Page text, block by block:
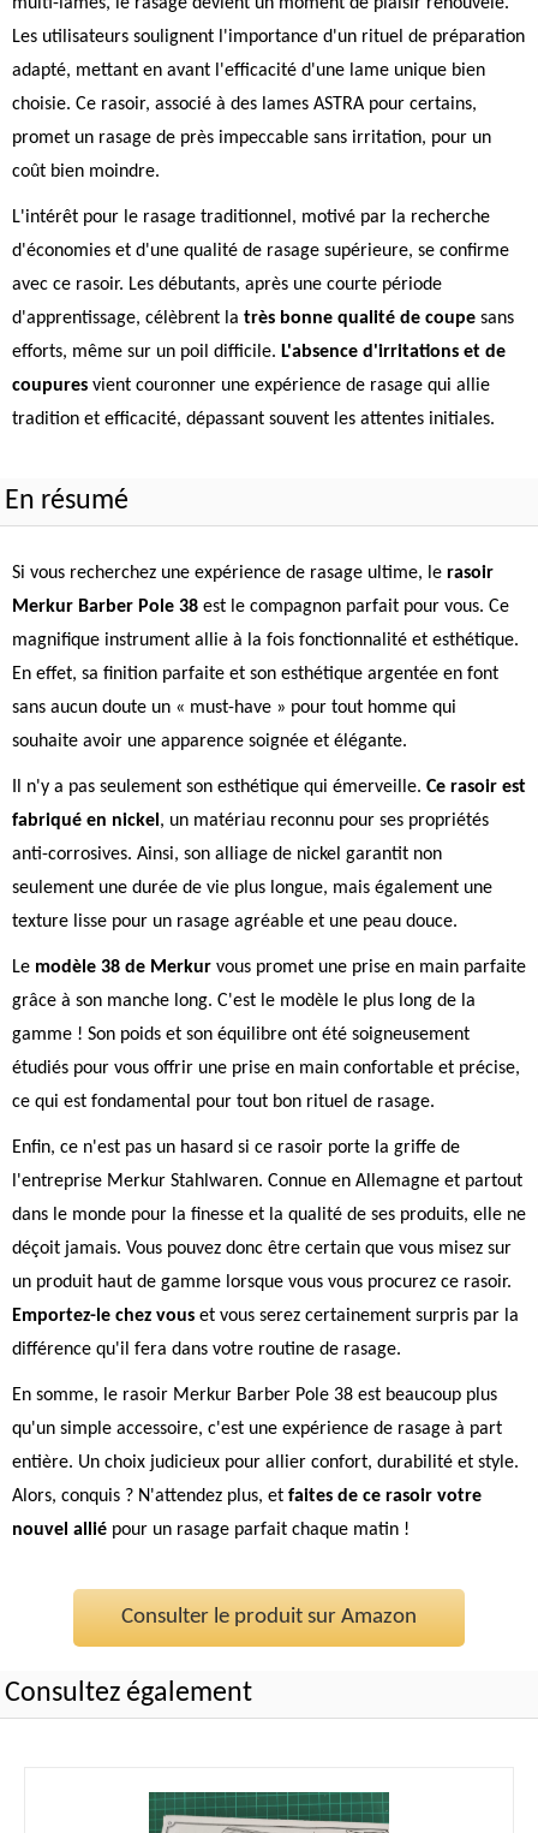
Les utilisateurs soulignent l'importance d'un rituel de préparation
adapté, mettant en avant l'efficacité d'une lame unique bien
choisie. Ce rasoir, associé à des lames ASTRA pour certains,
promet un rasage de près impeccable sans irritation, pour un
coût bien moindre.
L'intérêt pour le rasage traditionnel, motivé par la recherche
d'économies et d'une qualité de rasage supérieure, se confirme
avec ce rasoir. Les débutants, après une courte période
d'apprentissage, célèbrent la très bonne qualité de coupe sans
efforts, même sur un poil difficile. L'absence d'irritations et de
coupures vient couronner une expérience de rasage qui allie
tradition et efficacité, dépassant souvent les attentes initiales.
En résumé
Si vous recherchez une expérience de rasage ultime, le rasoir
Merkur Barber Pole 38 est le compagnon parfait pour vous. Ce
magnifique instrument allie à la fois fonctionnalité et esthétique.
En effet, sa finition parfaite et son esthétique argentée en font
sans aucun doute un « must-have » pour tout homme qui
souhaite avoir une apparence soignée et élégante.
Il n'y a pas seulement son esthétique qui émerveille. Ce rasoir est
fabriqué en nickel , un matériau reconnu pour ses propriétés
anti-corrosives. Ainsi, son alliage de nickel garantit non
seulement une durée de vie plus longue, mais également une
texture lisse pour un rasage agréable et une peau douce.
Le modèle 38 de Merkur vous promet une prise en main parfaite
grâce à son manche long. C'est le modèle le plus long de la
gamme ! Son poids et son équilibre ont été soigneusement
étudiés pour vous offrir une prise en main confortable et précise,
ce qui est fondamental pour tout bon rituel de rasage.
Enfin, ce n'est pas un hasard si ce rasoir porte la griffe de
l'entreprise Merkur Stahlwaren. Connue en Allemagne et partout
dans le monde pour la finesse et la qualité de ses produits, elle ne
déçoit jamais. Vous pouvez donc être certain que vous misez sur
un produit haut de gamme lorsque vous vous procurez ce rasoir.
Emportez-le chez vous et vous serez certainement surpris par la
différence qu'il fera dans votre routine de rasage.
En somme, le rasoir Merkur Barber Pole 38 est beaucoup plus
qu'un simple accessoire, c'est une expérience de rasage à part
entière. Un choix judicieux pour allier confort, durabilité et style.
Alors, conquis ? N'attendez plus, et faites de ce rasoir votre
nouvel allié pour un rasage parfait chaque matin !
Consulter le produit sur Amazon
Consultez également